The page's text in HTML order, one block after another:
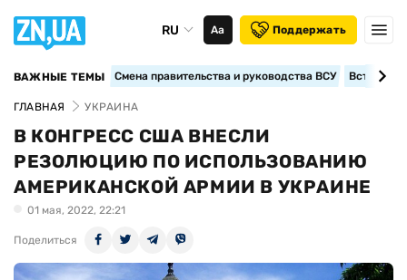
RU Аа Поддержать
ВАЖНЫЕ ТЕМЫ Смена правительства и руководства ВСУ
ГЛАВНАЯ УКРАИНА
В КОНГРЕСС США ВНЕСЛИ
РЕЗОЛЮЦИЮ ПО ИСПОЛЬЗОВАНИЮ
АМЕРИКАНСКОЙ АРМИИ В УКРАИНЕ
01 мая, 2022, 22:21
Поделиться